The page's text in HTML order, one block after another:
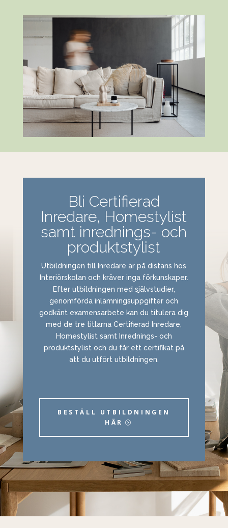
Bli Certifierad
Inredare, Homestylist
samt inrednings- och
produktstylist
Utbildningen till Inredare är på distans hos
Interiörskolan och kräver inga förkunskaper.
Efter utbildningen med självstudier,
genomförda inlämningsuppgifter och
godkänt examensarbete kan du titulera dig
med de tre titlarna Certifierad Inredare,
Homestylist samt Inrednings- och
produktstylist och du får ett certifikat på
att du utfört utbildningen.
BESTÄLL UTBILDNINGEN
HÄR